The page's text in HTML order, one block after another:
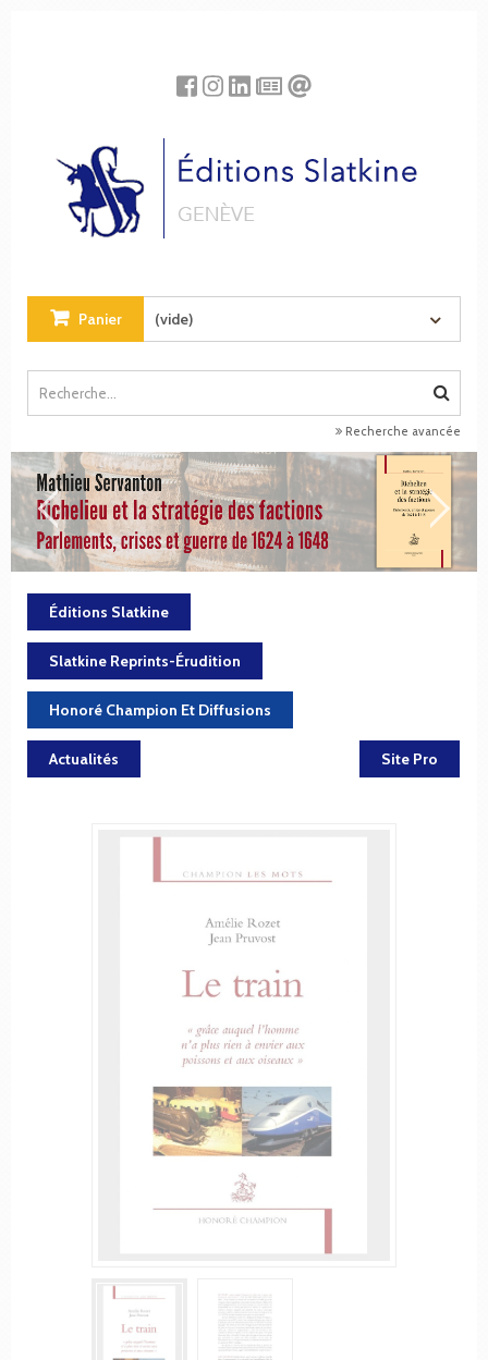
Panier (vide)
Recherche avancée
Éditions Slatkine
Slatkine Reprints-Érudition
Honoré Champion Et Diffusions
Actualités Site Pro